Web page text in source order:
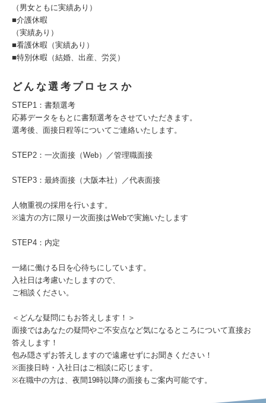
（男女ともに実績あり）
■介護休暇
（実績あり）
■看護休暇（実績あり）
■特別休暇（結婚、出産、労災）
どんな選考プロセスか
STEP1：書類選考
応募データをもとに書類選考をさせていただきます。
選考後、面接日程等についてご連絡いたします。
STEP2：一次面接（Web）／管理職面接
STEP3：最終面接（大阪本社）／代表面接
人物重視の採用を行います。
※遠方の方に限り一次面接はWebで実施いたします
STEP4：内定
一緒に働ける日を心待ちにしています。
入社日は考慮いたしますので、
ご相談ください。
＜どんな疑問にもお答えします！＞
面接ではあなたの疑問やご不安点など気になるところについて直接お
答えします！
包み隠さずお答えしますので遠慮せずにお聞きください！
※面接日時・入社日はご相談に応じます。
※在職中の方は、夜間19時以降の面接もご案内可能です。